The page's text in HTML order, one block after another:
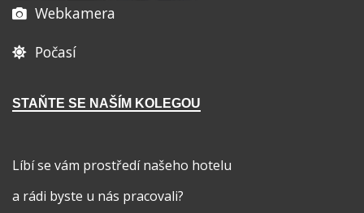
Webkamera
Počasí
STAŇTE SE NAŠÍM KOLEGOU
Líbí se vám prostředí našeho hotelu
a rádi byste u nás pracovali?